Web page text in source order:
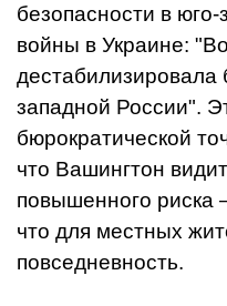
безопасности в
войны в Украине:
дестабилизировала
западной России".
бюрократической
что Вашингтон
повышенного риска
что для местных
повседневность.